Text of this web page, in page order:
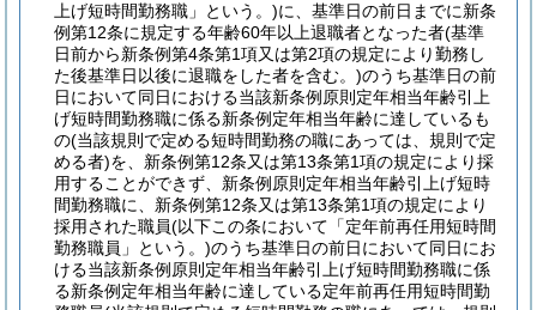
上げ短時間勤務職」という。)に、基準日の前日までに新条
例第12条に規定する年齢60年以上退職者となった者(基準
日前から新条例第4条第1項又は第2項の規定により勤務し
た後基準日以後に退職をした者を含む。)のうち基準日の前
日において同日における当該新条例原則定年相当年齢引上
げ短時間勤務職に係る新条例定年相当年齢に達しているも
の(当該規則で定める短時間勤務の職にあっては、規則で定
める者)を、新条例第12条又は第13条第1項の規定により採
用することができず、新条例原則定年相当年齢引上げ短時
間勤務職に、新条例第12条又は第13条第1項の規定により
採用された職員(以下この条において「定年前再任用短時間
勤務職員」という。)のうち基準日の前日において同日にお
ける当該新条例原則定年相当年齢引上げ短時間勤務職に係
る新条例定年相当年齢に達している定年前再任用短時間勤